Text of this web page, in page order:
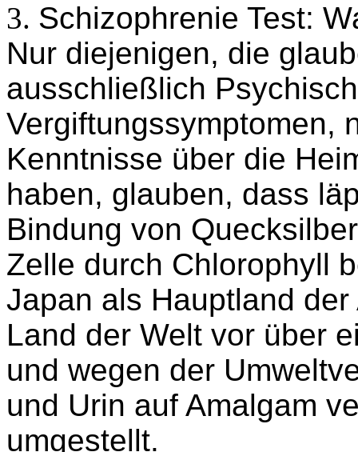
Schizophrenie Test:
Nur diejenigen, die
ausschließlich
Vergiftungssymptomen,
Kenntnisse über die
haben, glauben, dass
Bindung von
Zelle durch Chlorophyll
Japan als Hauptland
Land der Welt vor über
und wegen der
und Urin auf Amalgam
umgestellt.